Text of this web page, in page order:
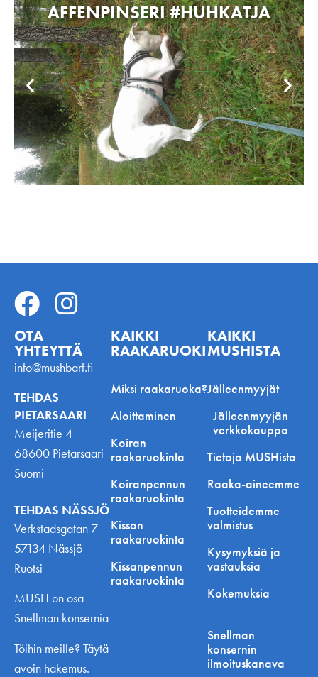
AFFENPINSERI #HUHKATJA
OTA
YHTEYTTÄ
info@mushbarf.fi
TEHDAS
PIETARSAARI
Meijeritie 4
68600 Pietarsaari
Suomi
TEHDAS NÄSSJÖ
Verkstadsgatan 7
57134 Nässjö
Ruotsi
MUSH on osa
Snellman konsernia
Töihin meille? Täytä
avoin hakemus.
KAIKKI
RAAKARUOKINNASTA
Miksi raakaruoka?
Aloittaminen
Koiran
raakaruokinta
Koiranpennun
raakaruokinta
Kissan
raakaruokinta
Kissanpennun
raakaruokinta
KAIKKI
MUSHISTA
Jälleenmyyjät
Jälleenmyyjän
verkkokauppa
Tietoja MUSHista
Raaka-aineemme
Tuotteidemme
valmistus
Kysymyksiä ja
vastauksia
Kokemuksia
Snellman
konsernin
ilmoituskanava